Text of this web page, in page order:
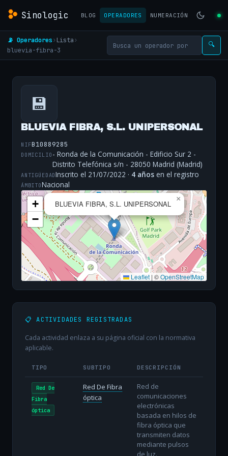
Sinologic BLOG OPERADORES NUMERACIÓN
📡 Operadores› Lista›
bluevia-fibra-3
🔍
💾
BLUEVIA FIBRA, S.L. UNIPERSONAL
NIFB10889285
DOMICILIO - Ronda de la Comunicación - Edificio Sur 2 -
Distrito Telefónica s/n - 28050 Madrid (Madrid)
ANTIGÜEDADInscrito el 21/07/2022 · 4 años en el registro
ÁMBITONacional
BLUEVIA FIBRA, S.L. UNIPERSONAL
×
+
−
Leaflet |©OpenStreetMap
📋 ACTIVIDADES REGISTRADAS
Cada actividad enlaza a su página oficial con la normativa
aplicable.
TIPO SUBTIPO DESCRIPCIÓN
Red De
Fibra
óptica
Red De Fibra
óptica
Red de
comunicaciones
electrónicas
basada en hilos de
fibra óptica que
transmiten datos
mediante pulsos
de luz.